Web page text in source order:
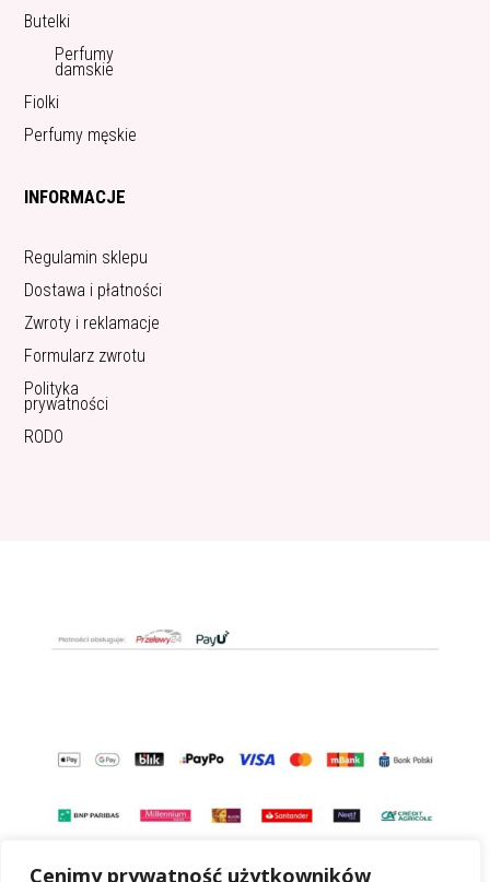
Cenimy prywatność użytkowników
Butelki
Perfumy
damskie
Fiolki
Perfumy męskie
INFORMACJE
Regulamin sklepu
Dostawa i płatności
Zwroty i reklamacje
Formularz zwrotu
Polityka
prywatności
RODO